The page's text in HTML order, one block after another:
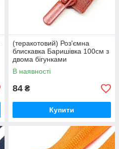
(теракотовий) Роз'ємна
блискавка Баришівка 100см з
двома бігунками
В наявності
84 ₴
Купити